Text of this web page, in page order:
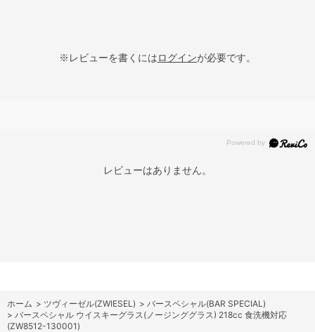
※レビューを書くにはログインが必要です。
レビューはありません。
ホーム > ツヴィーゼル(ZWIESEL) > バースペシャル(BAR SPECIAL)
> バースペシャル ウイスキーグラス(ノージンググラス) 218cc 食洗機対応
(ZW8512-130001)